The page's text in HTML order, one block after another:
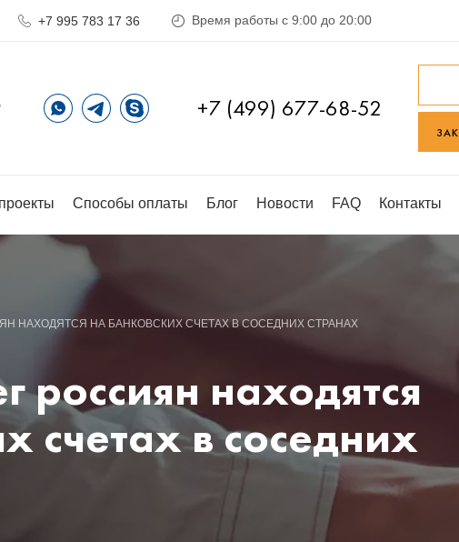
+7 995 783 17 36 Время работы с 9:00 до 20:00
+7 (499) 677-68-52
Способы оплаты Блог Новости FAQ Контакты
НАХОДЯТСЯ НА БАНКОВСКИХ СЧЕТАХ В СОСЕДНИХ СТРАНАХ
россиян находятся
счетах в соседних